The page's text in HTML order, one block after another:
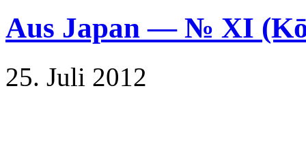
Aus Japan — № XI
25. Juli 2012